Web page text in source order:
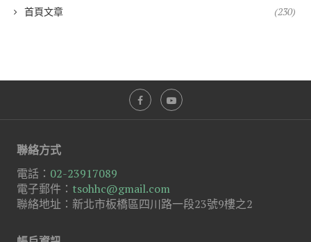
首頁文章 (230)
聯絡方式
電話： 02-23917089
電子郵件： tsohhc@gmail.com
聯絡地址：新北市板橋區四川路一段23號9樓之2